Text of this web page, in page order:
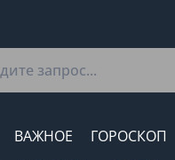
ВАЖНОЕ ГОРОСКОП